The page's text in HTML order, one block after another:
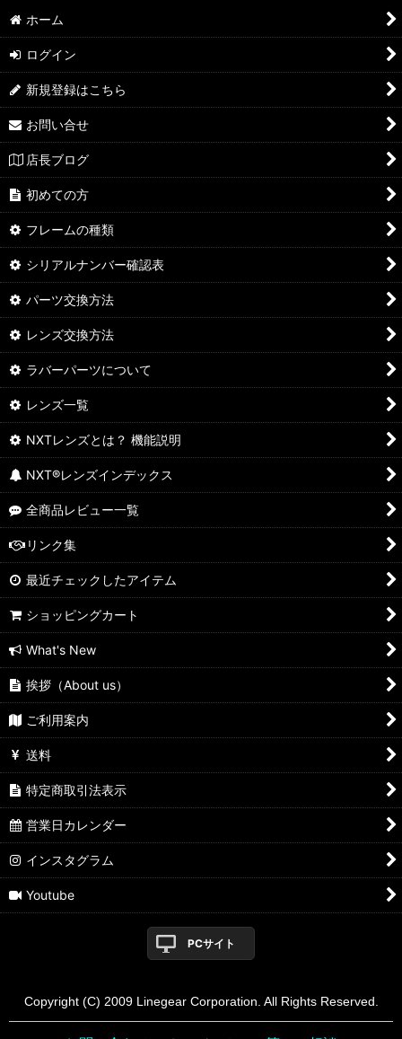
ホーム
ログイン
新規登録はこちら
お問い合せ
店長ブログ
初めての方
フレームの種類
シリアルナンバー確認表
パーツ交換方法
レンズ交換方法
ラバーパーツについて
レンズ一覧
NXTレンズとは？ 機能説明
NXT®レンズインデックス
全商品レビュー一覧
リンク集
最近チェックしたアイテム
ショッピングカート
What's New
挨拶（About us）
ご利用案内
送料
特定商取引法表示
営業日カレンダー
インスタグラム
Youtube
PCサイト
Copyright (C) 2009 Linegear Corporation. All Rights Reserved.